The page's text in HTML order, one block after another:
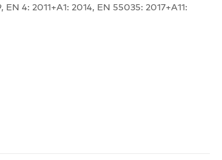
4: 2011+A1: 2014, EN 55035: 2017+A11: